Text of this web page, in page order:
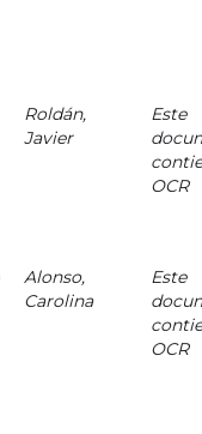
Roldán,
Javier
Este
OCR
Alonso,
Carolina
Este
OCR